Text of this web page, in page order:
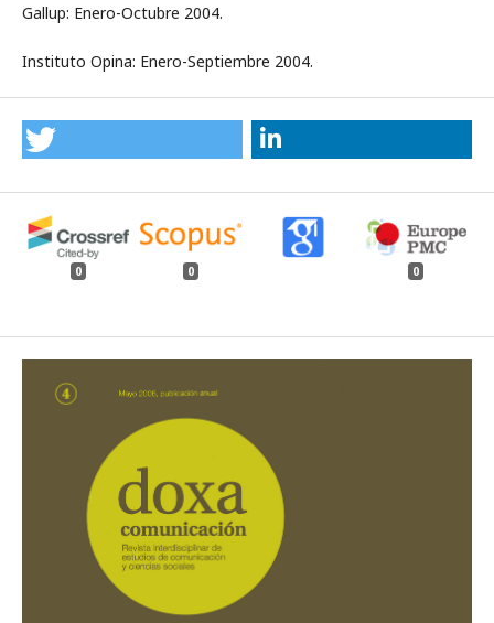
Gallup: Enero-Octubre 2004.
Instituto Opina: Enero-Septiembre 2004.
0 0 0